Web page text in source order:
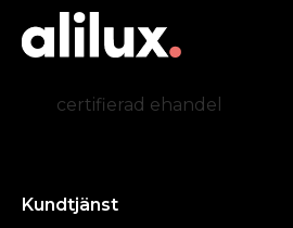
certifierad ehandel
Kundtjänst